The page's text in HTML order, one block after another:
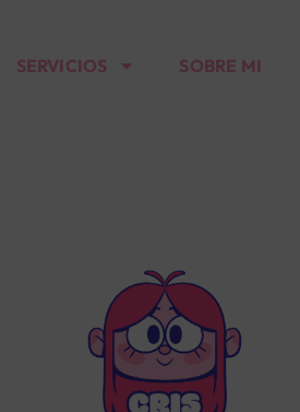
SERVICIOS SOBRE MI